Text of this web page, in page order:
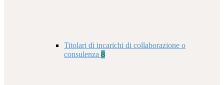
Titolari di incarichi di collaborazione o
consulenza 8